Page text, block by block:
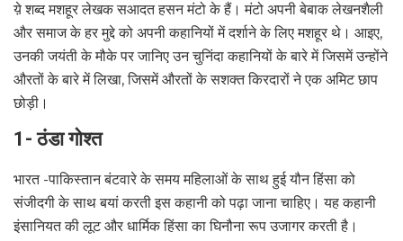
य़े शब्द मशहूर लेखक सआदत हसन मंटो के हैं। मंटो अपनी बेबाक लेखनशैली
और समाज के हर मुद्दे को अपनी कहानियों में दर्शाने के लिए मशहूर थे। आइए,
उनकी जयंती के मौके पर जानिए उन चुनिंदा कहानियों के बारे में जिसमें उन्होंने
औरतों के बारे में लिखा, जिसमें औरतों के सशक्त किरदारों ने एक अमिट छाप
छोड़ी।
1- ठंडा गोश्त
भारत -पाकिस्तान बंटवारे के समय महिलाओं के साथ हुई यौन हिंसा को
संजीदगी के साथ बयां करती इस कहानी को पढ़ा जाना चाहिए। यह कहानी
इंसानियत की लूट और धार्मिक हिंसा का घिनौना रूप उजागर करती है।